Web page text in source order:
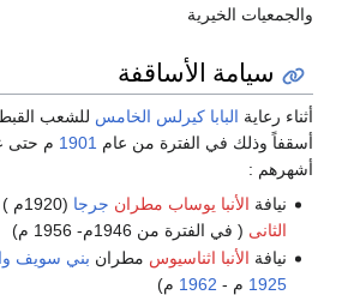
والجمعيات الخيرية
سيامة الأساقفة
أثناء رعايةالبابا كيرلس الخامسللشعب القبطى
أسقفاً وذلك في الفترة من عام1901م حتى عام
أشهرهم :
نيافةالأنبا يوساب مطران جرجا(1920م ) وقد أصبح
الثانى( في الفترة من 1946م- 1956 م)
نيافةالأنبا اثناسيوسمطران بني سويف
1925م -1962م)